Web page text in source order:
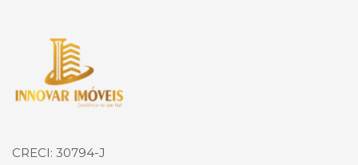
Página inicial
CRECI: 30794-J